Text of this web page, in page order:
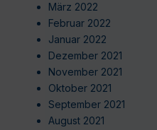
März 2022
Februar 2022
Januar 2022
Dezember 2021
November 2021
Oktober 2021
September 2021
August 2021